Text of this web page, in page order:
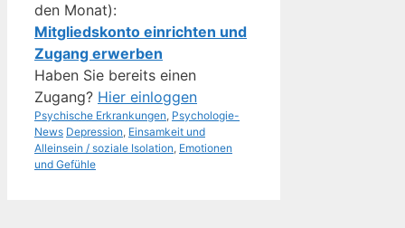
den Monat):
Mitgliedskonto einrichten und
Zugang erwerben
Haben Sie bereits einen
Zugang? Hier einloggen
Kategorien
Psychische Erkrankungen, Psychologie-
News Schlagwörter
Depression, Einsamkeit und
Alleinsein / soziale Isolation, Emotionen
und Gefühle